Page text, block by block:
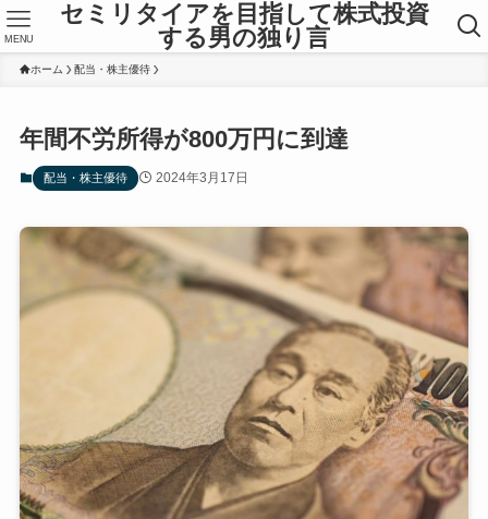
セミリタイアを目指して株式投資
する男の独り言
MENU
ホーム 配当・株主優待
年間不労所得が800万円に到達
配当・株主優待 2024年3月17日